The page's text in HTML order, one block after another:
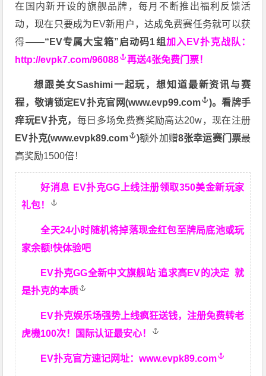
在国内新开设的旗舰品牌，每月不断推出福利反馈活
动，现在只要成为EV新用户，达成免费赛任务就可以获
得——“EV专属大宝箱”启动码1组 加入EV扑克战队：
http://evpk7.com/96088
再送4张免费门票！
想跟美女Sashimi一起玩，想知道最新资讯与赛
程，敬请锁定EV扑克官网(www.evp99.com )。看牌手
痒玩EV扑克， 每日多场免费赛奖励高达20w，现在注册
EV扑克(www.evpk89.com )额外加赠8张幸运赛门票最
高奖励1500倍！
好消息 EV扑克GG上线注册领取350美金新玩家
礼包！
全天24小时随机将掉落现金红包至牌局底池或玩
家余额!快体验吧
EV扑克GG全新中文旗舰站追求高EV的决定就
是扑克的本质
EV扑克娱乐场强势上线疯狂送钱，注册免费转老
虎機100次！国际认证最安心！
EV扑克官方速记网址：www.evpk89.com